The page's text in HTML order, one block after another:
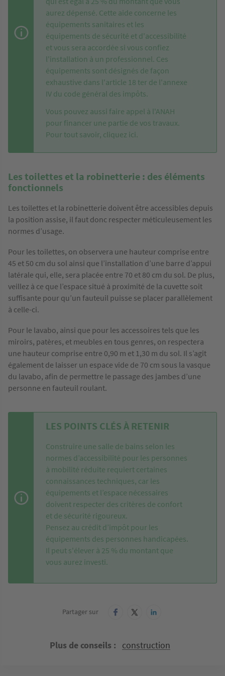
aurez dépensé. Cette aide concerne les
équipements sanitaires et les
équipements de sécurité et d'accessibilité
et vous sera accordée si vous confiez
l'installation à un professionnel. Ces
équipements sont désignés de façon
exhaustive dans l'article 18 ter de l'annexe
IV du code général des impôts.
Vous pouvez aussi faire appel à l'ANAH
pour financer une partie de vos travaux.
Pour tout savoir, cliquez ici.
Les toilettes et la robinetterie : des éléments
fonctionnels
Les toilettes et la robinetterie doivent être accessibles depuis
la position assise, il faut donc respecter méticuleusement les
normes d’usage.
Pour les toilettes, on observera une hauteur comprise entre
45 et 50 cm du sol ainsi que l’installation d’une barre d’appui
latérale qui, elle, sera placée entre 70 et 80 cm du sol. De plus,
veillez à ce que l’espace situé à proximité de la cuvette soit
suffisante pour qu’un fauteuil puisse se placer parallèlement
à celle-ci.
Pour le lavabo, ainsi que pour les accessoires tels que les
miroirs, patères, et meubles en tous genres, on respectera
une hauteur comprise entre 0,90 m et 1,30 m du sol. Il s’agit
également de laisser un espace vide de 70 cm sous la vasque
du lavabo, afin de permettre le passage des jambes d’une
personne en fauteuil roulant.
LES POINTS CLÉS À RETENIR
Construire une salle de bains selon les
normes d’accessibilité pour les personnes
à mobilité réduite requiert certaines
connaissances techniques, car les
équipements et l’espace nécessaires
doivent respecter des critères de confort
et de sécurité rigoureux.
Pensez au crédit d’impôt pour les
équipements des personnes handicapées.
Il peut s'élever à 25 % du montant que
vous aurez investi.
Partager sur
Plus de conseils construction